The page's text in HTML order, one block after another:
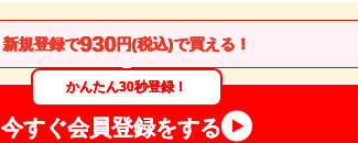
新規登録で930円(税込)で買える！
かんたん30秒登録！
今すぐ会員登録をする